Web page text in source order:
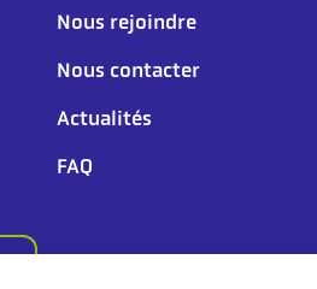
Nous rejoindre
Nous contacter
Actualités
FAQ